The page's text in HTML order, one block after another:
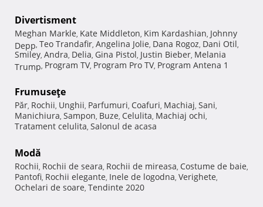
Divertisment
Meghan Markle, Kate Middleton, Kim Kardashian, Johnny
Depp, Teo Trandafir, Angelina Jolie, Dana Rogoz, Dani Otil,
Smiley, Andra, Delia, Gina Pistol, Justin Bieber, Melania
Trump, Program TV, Program Pro TV, Program Antena 1
Frumuseţe
Păr, Rochii, Unghii, Parfumuri, Coafuri, Machiaj, Sani,
Manichiura, Sampon, Buze, Celulita, Machiaj ochi,
Tratament celulita, Salonul de acasa
Modă
Rochii, Rochii de seara, Rochii de mireasa, Costume de baie,
Pantofi, Rochii elegante, Inele de logodna, Verighete,
Ochelari de soare, Tendinte 2020